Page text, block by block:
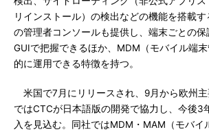
リインストール）の検出などの機能を搭載
の管理者コンソールも提供し、端末ごとの
GUIで把握できるほか、MDM（モバイル端
的に運用できる特徴を持つ。
米国で7月にリリースされ、9月から欧州
ではCTCが日本語版の開発で協力し、今後3
入を見込む。同社ではMDM・MAM（モバイ